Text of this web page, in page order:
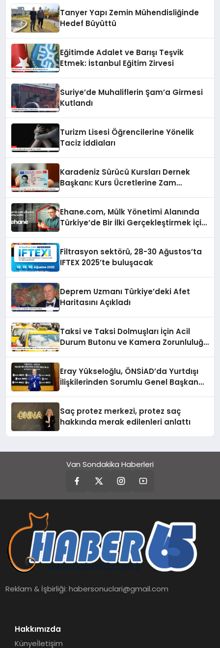
Tanyer Yapı Zemin Mühendisliğinde
Hedef Büyüttü
Eğitimde Adalet ve Barışı Teşvik
Etmek: İstanbul Eğitim Zirvesi
Suriye’de Muhaliflerin Şam’a Girmesi
Kutlandı
Turizm Lisesi Öğrencilerine Yönelik
Taciz İddiaları
Karadeniz Sürücü Kursları Dernek
Başkanı: Kurs Ücretlerine Zam
Ehane.com, Mülk Yönetimi Alanında
Türkiye’de Bir İlki Gerçekleştirmek İçin
Filtrasyon sektörü, 28-30 Ağustos’ta
IFTEX 2025’te buluşacak
Deprem Uzmanı Türkiye’deki Afet
Haritasını Açıkladı
Taksi ve Taksi Dolmuşları İçin Acil
Durum Butonu ve Kamera Zorunluluğu
Eray Yükseloğlu, ÖNSİAD’da Yurtdışı
İlişkilerinden Sorumlu Genel Başkan
Saç protez merkezi, protez saç
hakkında merak edilenleri anlattı
Van Sondakika Haberleri
Reklam & İşbirliği:habersonuclari@gmail.com
Hakkımızda
Künyeİletişim